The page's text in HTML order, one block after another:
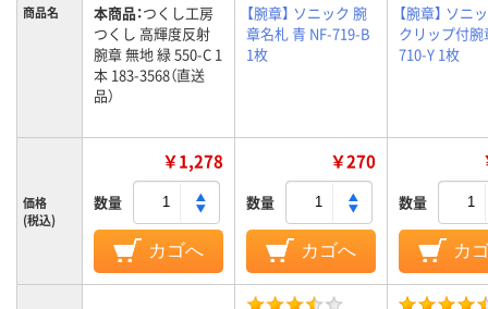
商品名 本商品：つくし工房
つくし 高輝度反射
腕章 無地 緑 550-C 1
本 183-3568（直送
品）
【腕章】 ソニック 腕
章名札 青 NF-719-B
1枚
【腕章】 ソニ
クリップ付腕
710-Y 1枚
価格
(税込)
￥1,278
数量
カゴへ
￥270
数量
カゴへ
数量
カ